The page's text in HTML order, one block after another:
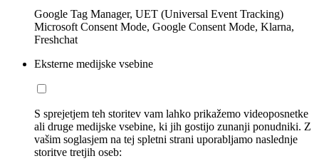
Google Tag Manager, UET (Universal Event Tracking)
Microsoft Consent Mode, Google Consent Mode, Klarna,
Freshchat
Eksterne medijske vsebine
S sprejetjem teh storitev vam lahko prikažemo videoposnetke
ali druge medijske vsebine, ki jih gostijo zunanji ponudniki. Z
vašim soglasjem na tej spletni strani uporabljamo naslednje
storitve tretjih oseb: